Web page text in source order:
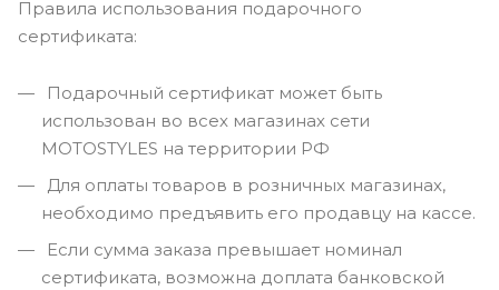
Правила использования подарочного
сертификата:
Подарочный сертификат может быть
использован во всех магазинах сети
MOTOSTYLES на территории РФ
Для оплаты товаров в розничных магазинах,
необходимо предъявить его продавцу на кассе.
Если сумма заказа превышает номинал
сертификата, возможна доплата банковской